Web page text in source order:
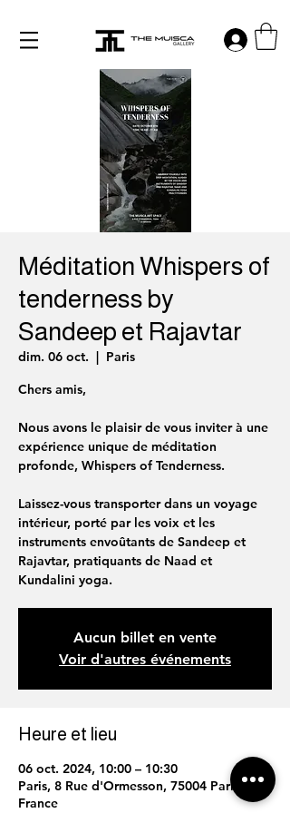
Log in
Méditation Whispers of
tenderness by
Sandeep et Rajavtar
dim. 06 oct.
  |
Paris
Chers amis,
Nous avons le plaisir de vous inviter à une
expérience unique de méditation
profonde, Whispers of Tenderness.
Laissez-vous transporter dans un voyage
intérieur, porté par les voix et les
instruments envoûtants de Sandeep et
Rajavtar, pratiquants de Naad et
Kundalini yoga.
Aucun billet en vente
Voir d'autres événements
Heure et lieu
06 oct. 2024, 10:00 – 10:30
Paris, 8 Rue d'Ormesson, 75004 Paris,
France